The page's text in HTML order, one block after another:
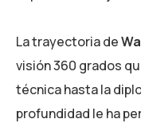
La trayectoria de
visión 360 grados
técnica hasta la
profundidad le ha